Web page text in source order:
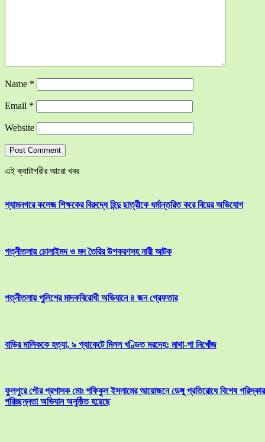
Name *
Email *
Website
এই ক্যাটাগরীর আরো খবর
শ্যামনগরে কলেজ শিক্ষকের বিরুদ্ধে হিন্দু ছাত্রীকে ধর্মান্তরিত করে বিয়ের অভিযোগ
পত্নীতলায় চোলাইমদ ও মদ তৈরির উপকরণসহ নারী আটক
পত্নীতলায় পুলিশের মাদকবিরোধী অভিযানে ৪ জন গ্রেফতার
বাড়ির মালিককে হত্যা, ৯ প্যাকেটে মিলল খণ্ডিত মরদেহ; মাথা-পা নিখোঁজ
ফুলপুরে পৌর প্রশাসক মোঃ শফিকুল ইসলামের আয়োজনে ডেঙ্গু প্রতিরোধে বিশেষ পরিস্কার
পরিচ্ছন্নতা অভিযান অনুষ্ঠিত হয়েছে